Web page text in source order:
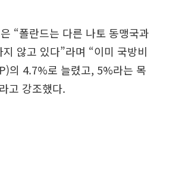
“폴란드는 다른 나토 동맹국과
않고 있다”라며 “이미 국방비
의 4.7%로 늘렸고, 5%라는 목
고 강조했다.